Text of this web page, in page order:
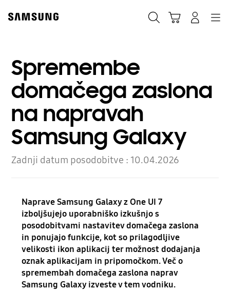
content
Spremembe
domačega zaslona
na napravah
Samsung Galaxy
Zadnji datum posodobitve : 10.04.2026
Naprave Samsung Galaxy z One UI 7
izboljšujejo uporabniško izkušnjo s
posodobitvami nastavitev domačega zaslona
in ponujajo funkcije, kot so prilagodljive
velikosti ikon aplikacij ter možnost dodajanja
oznak aplikacijam in pripomočkom. Več o
spremembah domačega zaslona naprav
Samsung Galaxy izveste v tem vodniku.